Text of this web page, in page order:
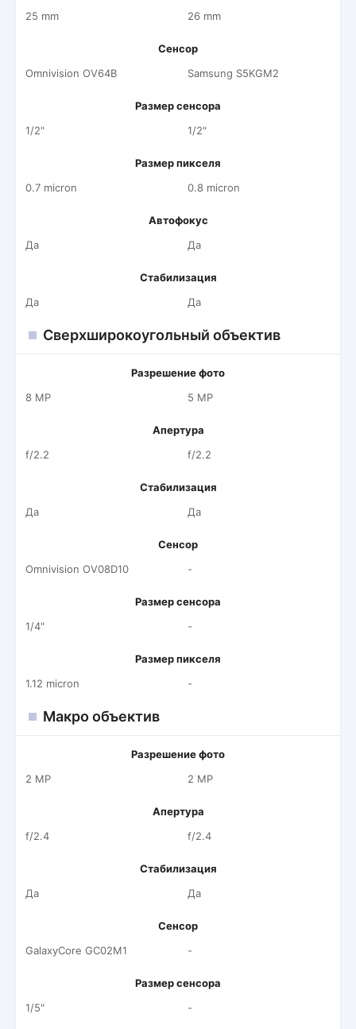
25 mm
26 mm
Сенсор
Omnivision OV64B
Samsung S5KGM2
Размер сенсора
1/2"
1/2"
Размер пикселя
0.7 micron
0.8 micron
Автофокус
Да
Да
Стабилизация
Да
Да
Сверхширокоугольный объектив
Разрешение фото
8 MP
5 MP
Апертура
f/2.2
f/2.2
Стабилизация
Да
Да
Сенсор
Omnivision OV08D10
-
Размер сенсора
1/4"
-
Размер пикселя
1.12 micron
-
Макро объектив
Разрешение фото
2 MP
2 MP
Апертура
f/2.4
f/2.4
Стабилизация
Да
Да
Сенсор
GalaxyCore GC02M1
-
Размер сенсора
1/5"
-